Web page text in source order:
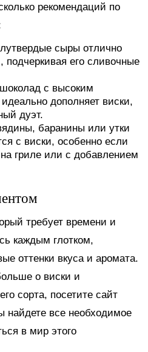
рекомендаций по
сыры отлично
подчеркивая его сливочные
с высоким
дополняет виски,
дуэт.
баранины или утки
с виски, особенно если
гриле или с добавлением
требует времени и
каждым глотком,
оттенки вкуса и аромата.
о виски и
сорта, посетите сайт
найдете все необходимое
в мир этого